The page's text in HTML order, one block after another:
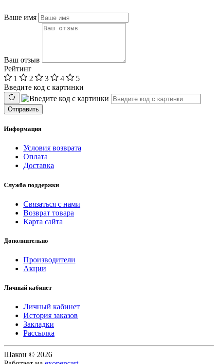
Ваше имя
Ваш отзыв
Рейтинг
1
2 3 4
5
Введите код с картинки
Отправить
Информация
Условия возврата
Оплата
Доставка
Служба поддержки
Связаться с нами
Возврат товара
Карта сайта
Дополнительно
Производители
Акции
Личный кабинет
Личный кабинет
История заказов
Закладки
Рассылка
Шакон © 2026